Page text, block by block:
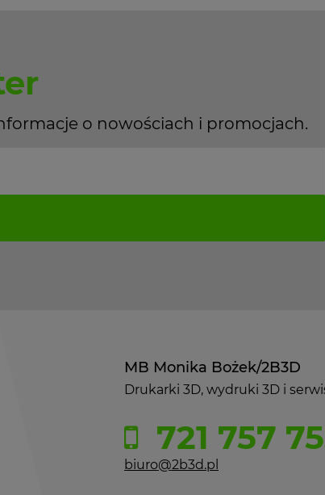
o nowościach i promocjach.
MB Monika Bożek/2B3D
Drukarki 3D, wydruki 3D i
721 757
biuro@2b3d.pl